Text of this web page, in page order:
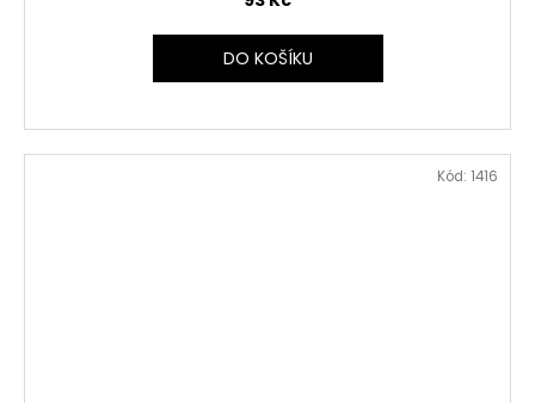
DO KOŠÍKU
Kód: 1416